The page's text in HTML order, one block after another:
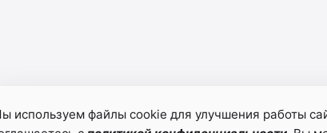
используем файлы cookie для улучшения работы